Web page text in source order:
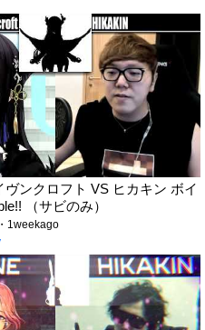
ヴンクロフト VS ヒカキン ボイ
（サビのみ）
1weekago